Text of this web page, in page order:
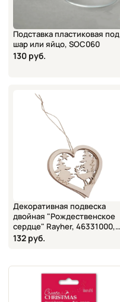
Подставка пластиковая под
шар или яйцо, SOC060
130 руб.
Декоративная подвеска
двойная "Рождественское
сердце" Rayher, 46331000,
10х9,7 см
132 руб.